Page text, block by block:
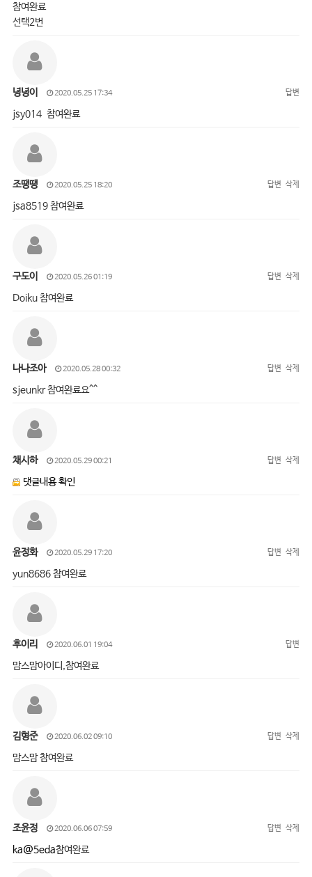
참여완료
선택2번
녕녕이 2020.05.25 17:34 답변
jsy014 참여완료
조땡땡 2020.05.25 18:20 답변 삭제
jsa8519 참여완료
구도이 2020.05.26 01:19 답변 삭제
Doiku 참여완료
나나조아 2020.05.28 00:32 답변 삭제
sjeunkr 참여완료요^^
채시하 2020.05.29 00:21 답변 삭제
댓글내용 확인
윤정화 2020.05.29 17:20 답변 삭제
yun8686 참여완료
후이리 2020.06.01 19:04 답변
맘스맘아이디,참여완료
김형준 2020.06.02 09:10 답변 삭제
맘스맘 참여완료
조윤정 2020.06.06 07:59 답변 삭제
ka@5eda참여완료